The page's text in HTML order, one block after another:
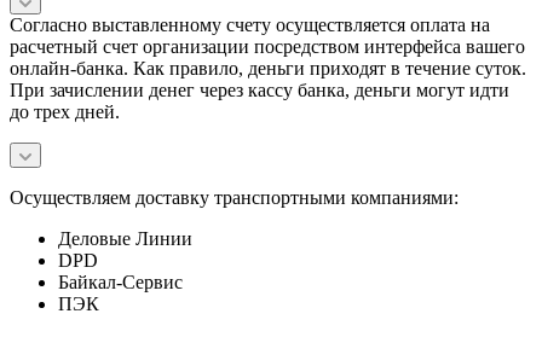
Согласно выставленному счету осуществляется оплата на
расчетный счет организации посредством интерфейса вашего
онлайн-банка. Как правило, деньги приходят в течение суток.
При зачислении денег через кассу банка, деньги могут идти
до трех дней.
Осуществляем доставку транспортными компаниями:
Деловые Линии
DPD
Байкал-Сервис
ПЭК